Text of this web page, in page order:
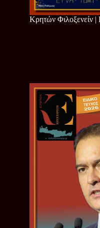
Κρητών Φιλοξενείν |